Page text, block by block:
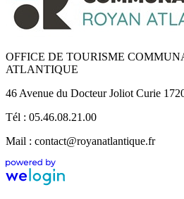
OFFICE DE TOURISME
ATLANTIQUE
46 Avenue du Docteur Joliot Curie
Tél : 05.46.08.21.00
Mail : contact@royanatlantique.fr